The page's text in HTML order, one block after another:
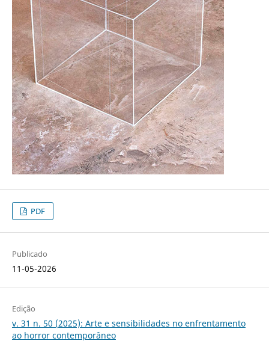
PDF
Publicado
11-05-2026
Edição
v. 31 n. 50 (2025): Arte e sensibilidades no enfrentamento
ao horror contemporâneo